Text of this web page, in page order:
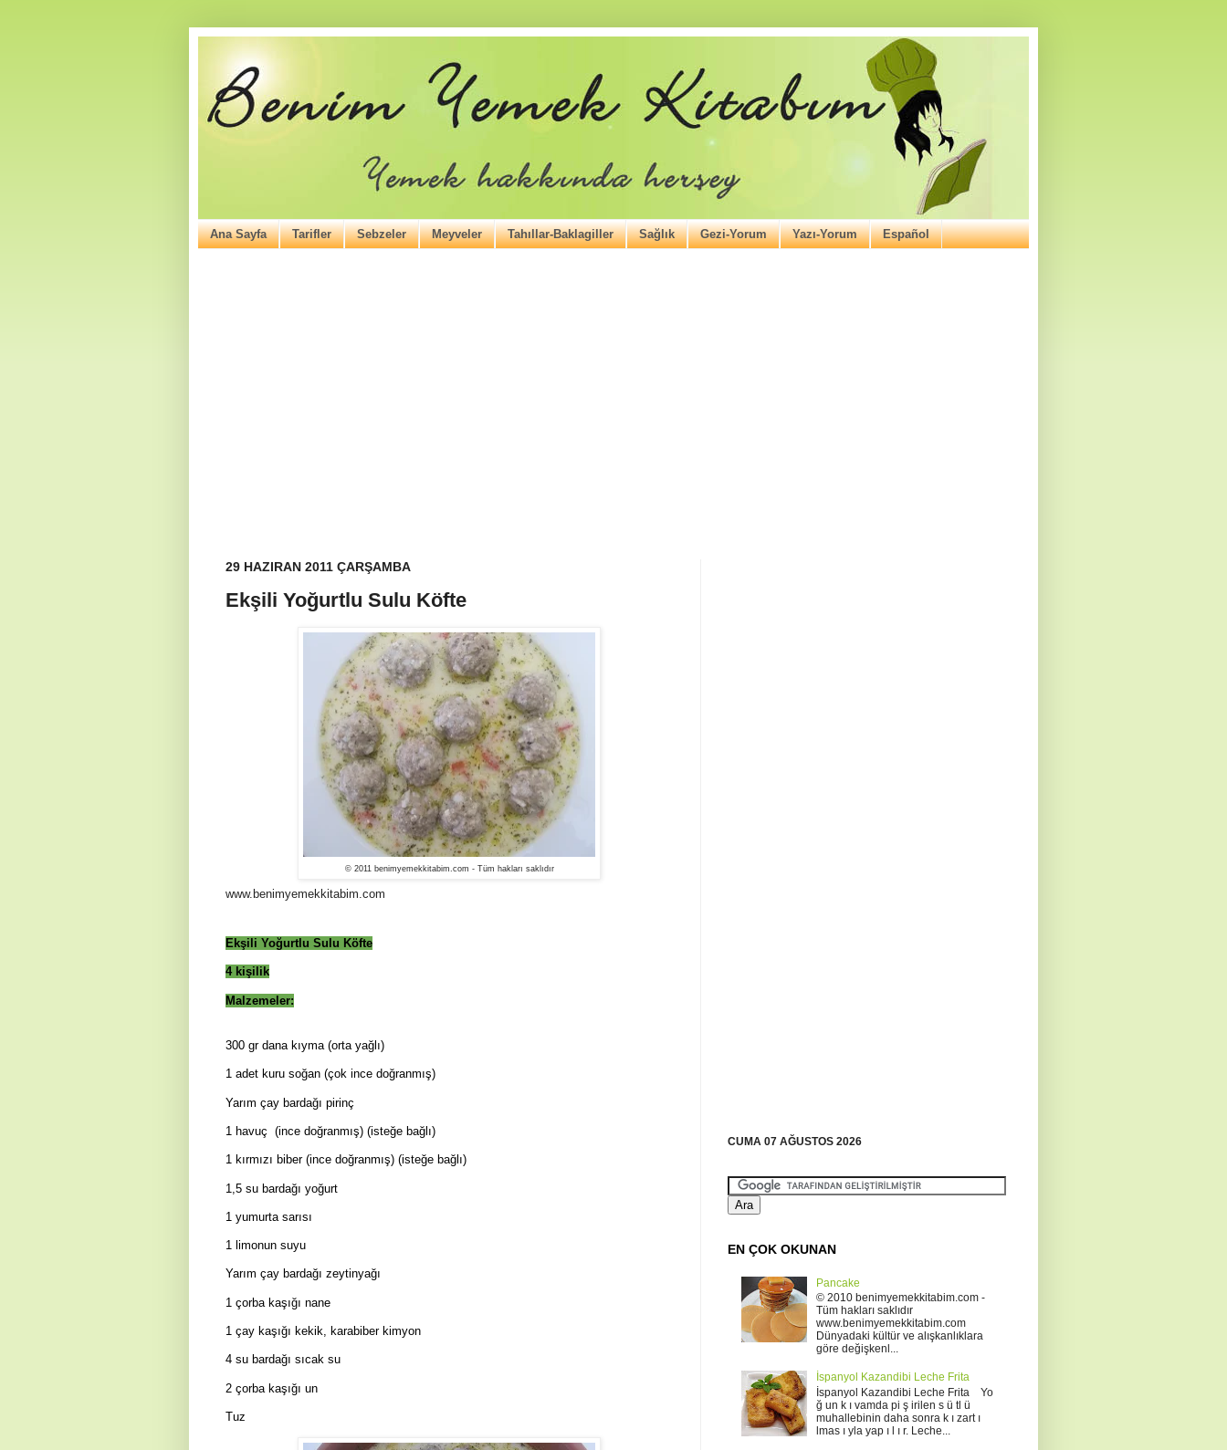
Ana Sayfa Tarifler Sebzeler Meyveler Tahıllar-Baklagiller Sağlık Gezi-Yorum Yazı-Yorum Español
29 HAZIRAN 2011 ÇARŞAMBA
Ekşili Yoğurtlu Sulu Köfte
© 2011 benimyemekkitabim.com - Tüm hakları saklıdır
www.benimyemekkitabim.com
Ekşili Yoğurtlu Sulu Köfte
4 kişilik
Malzemeler:
300 gr dana kıyma (orta yağlı)
1 adet kuru soğan (çok ince doğranmış)
Yarım çay bardağı pirinç
1 havuç (ince doğranmış) (isteğe bağlı)
1 kırmızı biber (ince doğranmış) (isteğe bağlı)
1,5 su bardağı yoğurt
1 yumurta sarısı
1 limonun suyu
Yarım çay bardağı zeytinyağı
1 çorba kaşığı nane
1 çay kaşığı kekik, karabiber kimyon
4 su bardağı sıcak su
2 çorba kaşığı un
Tuz
CUMA 07 AĞUSTOS 2026
EN ÇOK OKUNAN
Pancake
© 2010 benimyemekkitabim.com -
Tüm hakları saklıdır
www.benimyemekkitabim.com
Dünyadaki kültür ve alışkanlıklara
göre değişkenl...
İspanyol Kazandibi Leche Frita
İspanyol Kazandibi Leche Frita Yo
ğ un k ı vamda pi ş irilen s ü tl ü
muhallebinin daha sonra k ı zart ı
lmas ı yla yap ı l ı r. Leche...